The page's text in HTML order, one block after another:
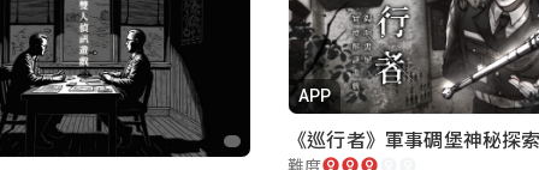
APP
難度